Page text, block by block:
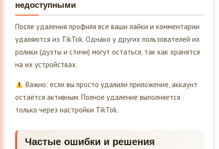
недоступными
После удаления профиля все ваши лайки и комментарии
удаляются из TikTok. Однако у других пользователей их
ролики (дуэты и стичи) могут остаться, так как хранятся
на их устройствах.
Важно: если вы просто удалили приложение, аккаунт
остаётся активным. Полное удаление выполняется
только через настройки TikTok.
Частые ошибки и решения